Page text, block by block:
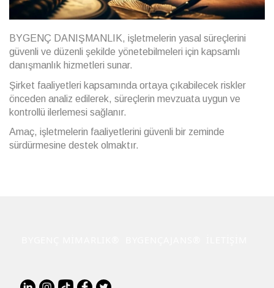
BYGENÇ DANIŞMANLIK, işletmelerin yasal süreçlerini
güvenli ve düzenli şekilde yönetebilmeleri için kapsamlı
danışmanlık hizmetleri sunar.
Şirket faaliyetleri kapsamında ortaya çıkabilecek riskler
önceden analiz edilerek, süreçlerin mevzuata uygun ve
kontrollü ilerlemesi sağlanır.
Amaç, işletmelerin faaliyetlerini güvenli bir zeminde
sürdürmesine destek olmaktır.